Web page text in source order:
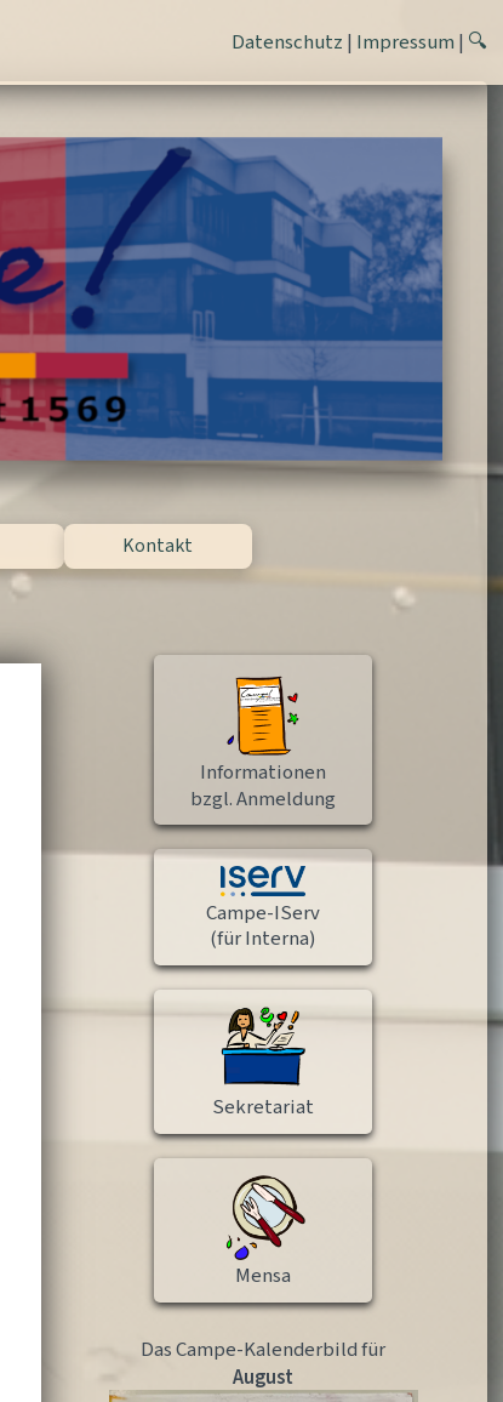
Datenschutz | Impressum | 🔍
Kontakt
Informationen
bzgl. Anmeldung
Campe-IServ
(für Interna)
Sekretariat
Mensa
Das Campe-Kalenderbild für
August